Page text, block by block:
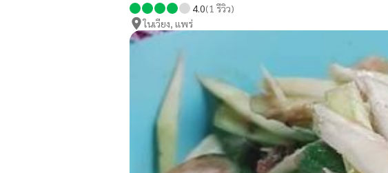
4.0(1 รีวิว)
ในเวียง, แพร่